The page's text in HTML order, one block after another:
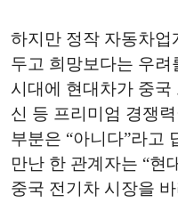
하지만 정작 자동차
두고 희망보다는 우려
시대에 현대차가 중국
신 등 프리미엄 경쟁
부분은 “아니다”라고
만난 한 관계자는 “현
중국 전기차 시장을